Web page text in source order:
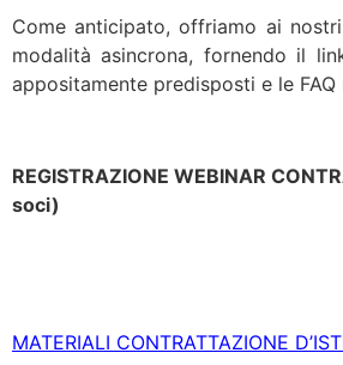
Come anticipato, offriamo ai
modalità asincrona, fornendo il
appositamente predisposti e le
REGISTRAZIONE WEBINAR
soci)
MATERIALI CONTRATTAZIONE